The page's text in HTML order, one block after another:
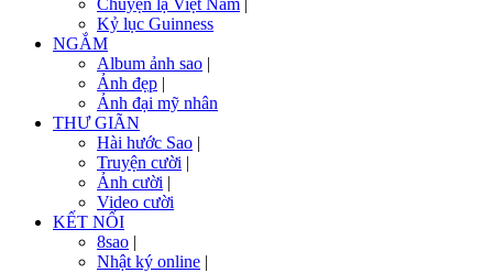
Chuyện lạ Việt Nam |
Kỷ lục Guinness
NGẮM
Album ảnh sao |
Ảnh đẹp |
Ảnh đại mỹ nhân
THƯ GIÃN
Hài hước Sao |
Truyện cười |
Ảnh cười |
Video cười
KẾT NỐI
8sao |
Nhật ký online |